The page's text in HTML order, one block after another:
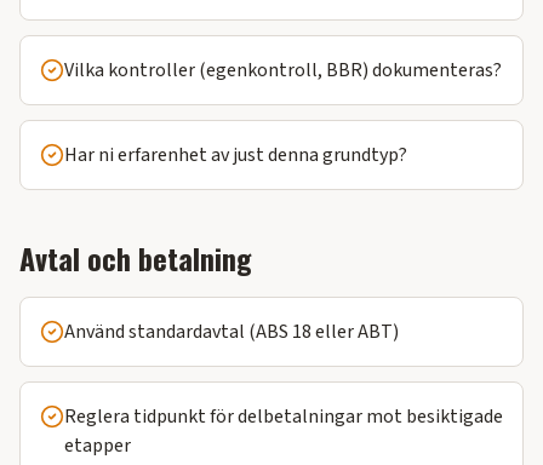
Vilka kontroller (egenkontroll, BBR) dokumenteras?
Har ni erfarenhet av just denna grundtyp?
Avtal och betalning
Använd standardavtal (ABS 18 eller ABT)
Reglera tidpunkt för delbetalningar mot besiktigade
etapper